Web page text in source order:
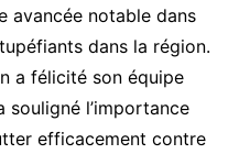
avancée notable dans
dans la région.
a félicité son équipe
l’importance
efficacement contre